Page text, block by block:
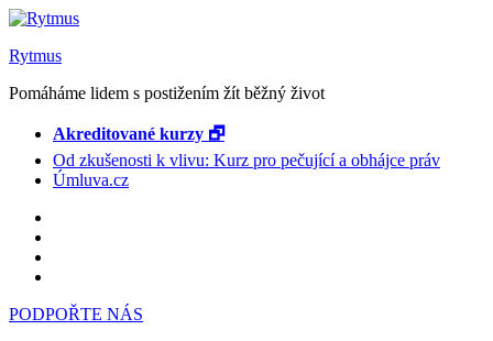
Rytmus
Pomáháme lidem s postižením žít běžný život
Akreditované kurzy 🗗
Od zkušenosti k vlivu: Kurz pro pečující a obhájce práv
Úmluva.cz
PODPOŘTE NÁS